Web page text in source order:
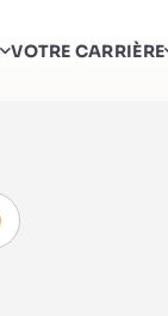
VOTRE CARRIÈRE